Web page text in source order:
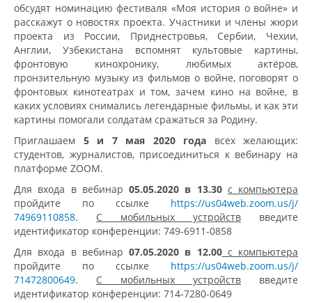
обсудят номинацию фестиваля «Моя история о войне» и
расскажут о новостях проекта. Участники и члены жюри
проекта из России, Приднестровья, Сербии, Чехии,
Англии, Узбекистана вспомнят культовые картины,
фронтовую кинохронику, любимых актёров,
пронзительную музыку из фильмов о войне, поговорят о
фронтовых кинотеатрах и том, зачем кино на войне, в
каких условиях снимались легендарные фильмы, и как эти
картины помогали солдатам сражаться за Родину.
Приглашаем 5 и 7 мая 2020 года всех желающих:
студентов, журналистов, присоединиться к вебинару на
платформе ZOOM.
Для входа в вебинар 05.05.2020 в 13.30 с компьютера
пройдите по ссылке https://us04web.zoom.us/j/
74969110858. С мобильных устройств введите
идентификатор конференции: 749-6911-0858
Для входа в вебинар 07.05.2020 в 12.00с компьютера
пройдите по ссылке https://us04web.zoom.us/j/
71472800649. С мобильных устройств введите
идентификатор конференции: 714-7280-0649